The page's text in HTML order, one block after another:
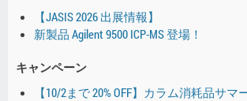
【JASIS 2026 出展情報】
新製品 Agilent 9500 ICP-MS 登場！
キャンペーン
【10/2まで 20% OFF】カラム消耗品サ